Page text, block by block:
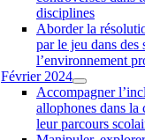
disciplines
Aborder la
par le jeu dans des
l’environnement
Février 2024
Accompagner
allophones dans la
leur parcours